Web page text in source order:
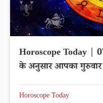
Horoscope Today |
के अनुसार आपका गुरुवार
Horoscope Today